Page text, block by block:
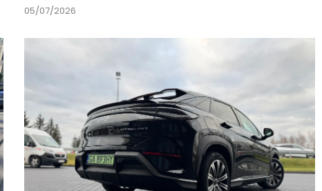
05/07/2026